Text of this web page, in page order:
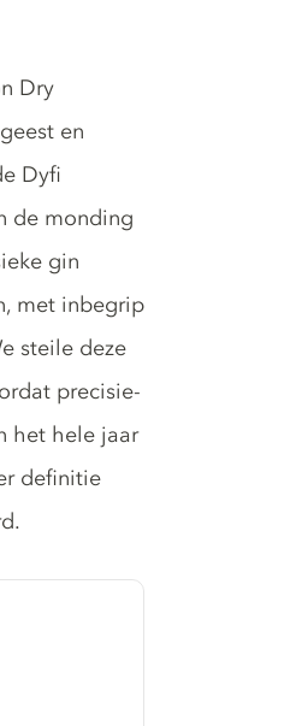
Dry
en
Dyfi
de monding
gin
met inbegrip
steile deze
precisie-
het hele jaar
definitie